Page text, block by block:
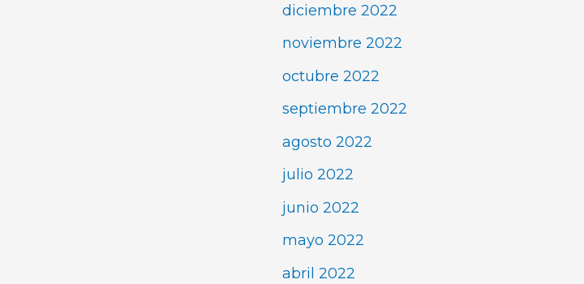
diciembre 2022
noviembre 2022
octubre 2022
septiembre 2022
agosto 2022
julio 2022
junio 2022
mayo 2022
abril 2022